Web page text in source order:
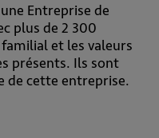
Entreprise de
plus de 2 300
et les valeurs
présents. Ils sont
de cette entreprise.